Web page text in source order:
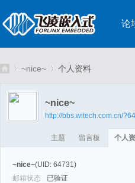
论
嵌›
~nice~
›
个人资料
~nice~
http://bbs.witech.com.cn/
主题 留言板 个人
~nice~(UID: 64731)
邮箱状态
已验证